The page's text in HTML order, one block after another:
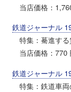
当店価格：
鉄道ジャーナル
特集：驀進す
当店価格：770
鉄道ジャーナル
特集：鉄道車